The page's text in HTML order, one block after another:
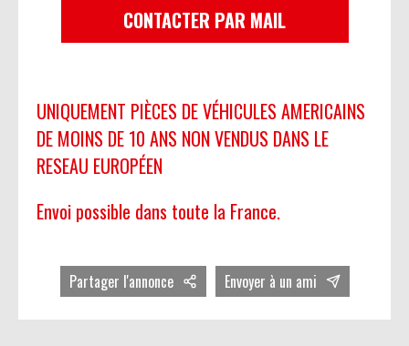
CONTACTER PAR MAIL
UNIQUEMENT PIÈCES DE VÉHICULES AMERICAINS
DE MOINS DE 10 ANS NON VENDUS DANS LE
RESEAU EUROPÉEN
Envoi possible dans toute la France.
Partager l'annonce Envoyer à un ami